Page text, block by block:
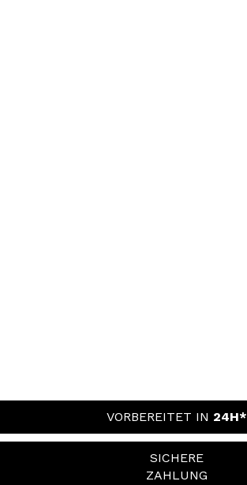
VORBEREITET IN 24H*
SICHERE
ZAHLUNG